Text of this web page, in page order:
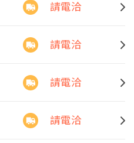
請電洽
請電洽
請電洽
請電洽